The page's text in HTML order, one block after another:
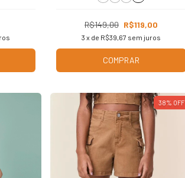
R$149,00 R$119,00
3 x de R$39,67 sem juros
COMPRAR
38% OFF